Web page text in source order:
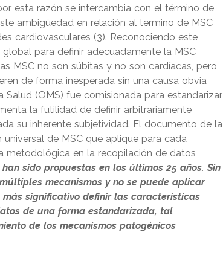
esta razón se intercambia con el término de
ambigüedad en relación al termino de MSC
cardiovasculares (3). Reconociendo este
para definir adecuadamente la MSC
MSC no son súbitas y no son cardíacas, pero
de forma inesperada sin una causa obvia
Salud (OMS) fue comisionada para estandarizar
la futilidad de definir arbitrariamente
su inherente subjetividad. El documento de la
de MSC que aplique para cada
metodológica en la recopilación de datos
sido propuestas en los últimos 25 años. Sin
mecanismos y no se puede aplicar
significativo definir las características
de una forma estandarizada, tal
de los mecanismos patogénicos